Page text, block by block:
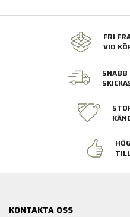
FRI
VID
SNABB
KONTAKTA OSS